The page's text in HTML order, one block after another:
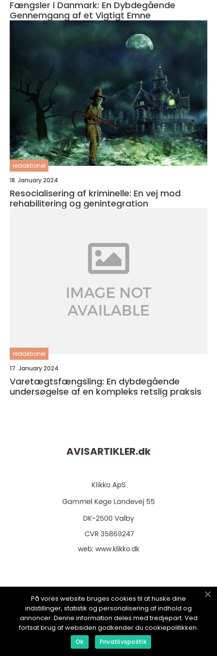
Fængsler i Danmark: En Dybdegående
Gennemgang af et Vigtigt Emne
redaktionel
18. January 2024
Resocialisering af kriminelle: En vej mod
rehabilitering og genintegration
redaktionel
17. January 2024
Varetægtsfængsling: En dybdegående
undersøgelse af en kompleks retslig praksis
AVISARTIKLER.dk
web: www.klikko.dk
Menu
Annoncering
Om os
På vores website bruges cookies til at huske dine
indstillinger, statistik og personalisering af indhold og
annoncer. Denne information deles med tredjepart. Ved
fortsat brug af websiden godkender du cookiepolitikken.
Ok Privatlivspolitik